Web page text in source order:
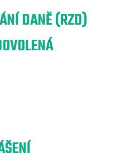
DANĚ (RZD)